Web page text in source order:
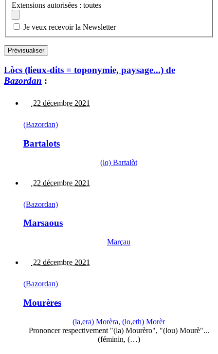
Extensions autorisées : toutes
Je veux recevoir la Newsletter
Lòcs (lieux-dits = toponymie, paysage...) de
Bazordan :
22 décembre 2021
(Bazordan)
Bartalots
(lo) Bartalòt
22 décembre 2021
(Bazordan)
Marsaous
Marçau
22 décembre 2021
(Bazordan)
Mourères
(la,era) Morèra, (lo,eth) Morèr
Prononcer respectivement "(la) Mourèro", "(lou) Mourè"...
(féminin, (…)